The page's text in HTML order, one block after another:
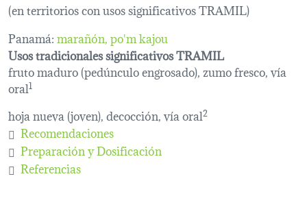
(en territorios con usos significativos TRAMIL)
Panamá:marañón po'm kajou
Usos tradicionales significativos TRAMIL
fruto maduro (pedúnculo engrosado), zumo fresco, vía
oral1
hoja nueva (joven), decocción, vía oral2
Recomendaciones
Preparación y Dosificación
Referencias